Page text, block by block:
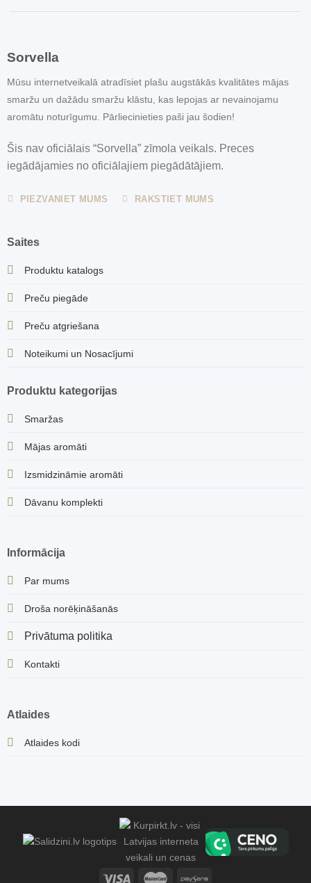
Sorvella
Mūsu internetveikalā atradīsiet plašu augstākās kvalitātes mājas
smaržu un dažādu smaržu klāstu, kas lepojas ar nevainojamu
aromātu noturīgumu. Pārliecinieties paši jau šodien!
Šis nav oficiālais “Sorvella” zīmola veikals. Preces
iegādājamies no oficiālajiem piegādātājiem.
PIEZVANIET MUMS RAKSTIET MUMS
Saites
Produktu katalogs
Preču piegāde
Preču atgriešana
Noteikumi un Nosacījumi
Produktu kategorijas
Smaržas
Mājas aromāti
Izsmidzināmie aromāti
Dāvanu komplekti
Informācija
Par mums
Droša norēķināšanās
Privātuma politika
Kontakti
Atlaides
Atlaides kodi